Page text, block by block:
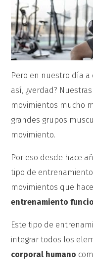
Pero en nuestro día
así, ¿verdad?
movimientos mucho
grandes grupos
movimiento.
Por eso desde hace
tipo de
movimientos que
entrenamiento
Este tipo de
integrar todos los
corporal humano